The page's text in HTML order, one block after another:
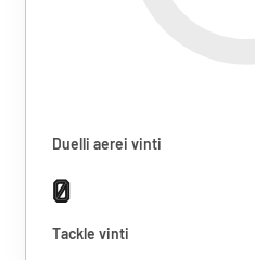
Duelli aerei vinti
0
Tackle vinti